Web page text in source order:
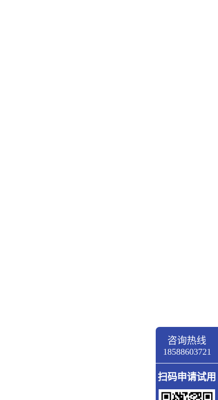
咨询热线
18588603721
扫码申请试用